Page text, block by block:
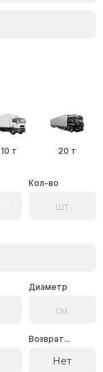
10 т 20 т
Кол-во
Диаметр
Возврат...
Нет